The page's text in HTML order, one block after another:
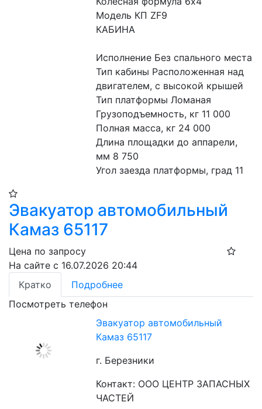
Модель КП ZF9
КАБИНА
Исполнение Без спального места
Тип кабины Расположенная над
двигателем, с высокой крышей
Тип платформы Ломаная
Грузоподъемность, кг 11 000
Полная масса, кг 24 000
Длина площадки до аппарели,
мм 8 750
Угол заезда платформы, град 11
Эвакуатор автомобильный
Камаз 65117
Цена по запросу
На сайте с 16.07.2026 20:44
Кратко
Подробнее
Посмотреть телефон
Эвакуатор автомобильный
Камаз 65117
г. Березники
Контакт: ООО ЦЕНТР ЗАПАСНЫХ
ЧАСТЕЙ